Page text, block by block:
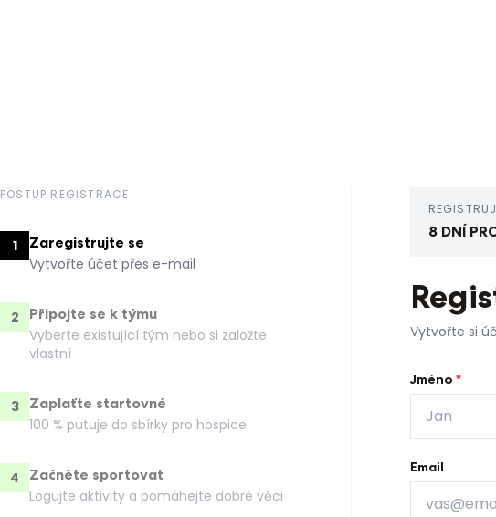
POSTUP REGISTRACE
1
Zaregistrujte se
Vytvořte účet přes e-mail
2
Připojte se k týmu
Vyberte existující tým nebo si založte
vlastní
3
Zaplaťte startovné
100 % putuje do sbírky pro hospice
4
Začněte sportovat
Logujte aktivity a pomáhejte dobré věci
8 DNÍ
Vytvořte si
Jméno *
Email